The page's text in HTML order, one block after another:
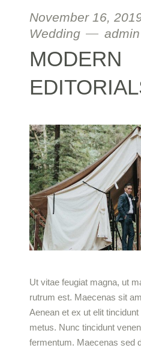
November 16,
Wedding
admin
MODERN
Ut vitae feugiat magna, ut
rutrum est. Maecenas sit
Aenean et ex ut elit
metus. Nunc tincidunt
fermentum. Maecenas sed